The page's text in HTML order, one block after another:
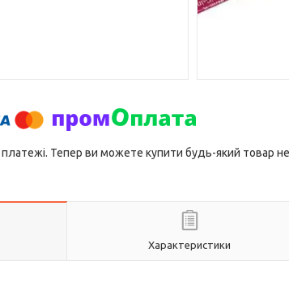
платежі. Тепер ви можете купити будь-який товар
Характеристики